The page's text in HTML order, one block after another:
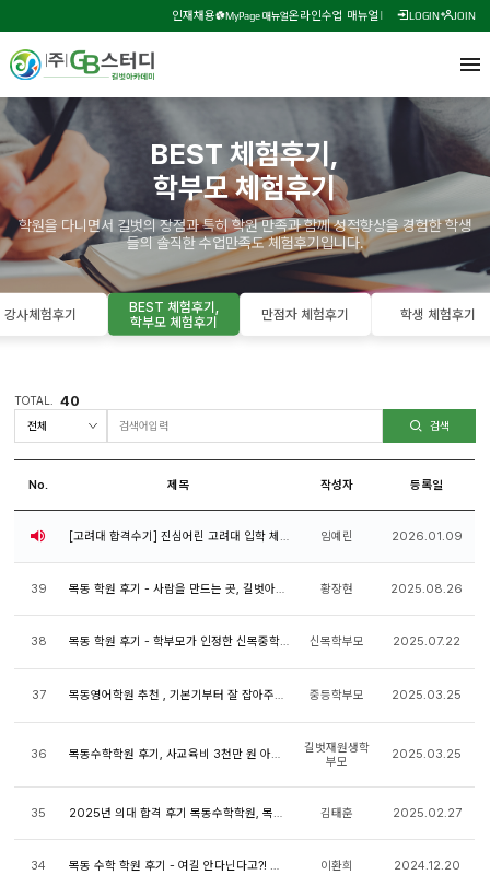
인재채용 MyPage 매뉴얼온라인수업 매뉴얼 LOGIN JOIN
BEST 체험후기,
학부모 체험후기
학원을 다니면서 길벗의 장점과 특히 학원 만족과 함께 성적향상을 경험한 학생
들의 솔직한 수업만족도 체험후기입니다.
강사체험후기
BEST 체험후기,
학부모 체험후기
만점자 체험후기 학생 체험후기
TOTAL. 40
검색
No. 제목 작성자 등록일
[고려대 합격수기] 진심어린 고려대 입학 체험 후기! 임예린 2026.01.09
39 목동 학원 후기 - 사람을 만드는 곳, 길벗아카데미 황장현 2025.08.26
38 목동 학원 후기 - 학부모가 인정한 신목중학교 전... 신목학부모 2025.07.22
37 목동영어학원 추천 , 기본기부터 잘 잡아주고 관리... 중등학부모 2025.03.25
36 목동수학학원 후기, 사교육비 3천만 원 아낀 후기
길벗재원생학
부모
2025.03.25
35 2025년 의대 합격 후기 목동수학학원, 목동영어학... 김태훈 2025.02.27
34 목동 수학 학원 후기 - 여길 안다닌다고?! 꿈을 향... 이환희 2024.12.20